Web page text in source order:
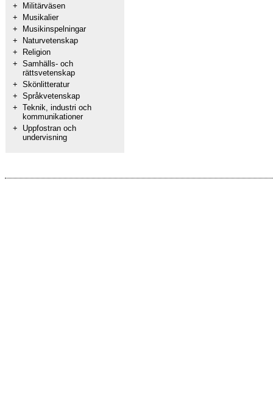
+
Militärväsen
+
Musikalier
+
Musikinspelningar
+
Naturvetenskap
+
Religion
+ Samhälls- och
rättsvetenskap
+ Skönlitteratur
+ Språkvetenskap
+ Teknik, industri och
kommunikationer
+
Uppfostran och
undervisning